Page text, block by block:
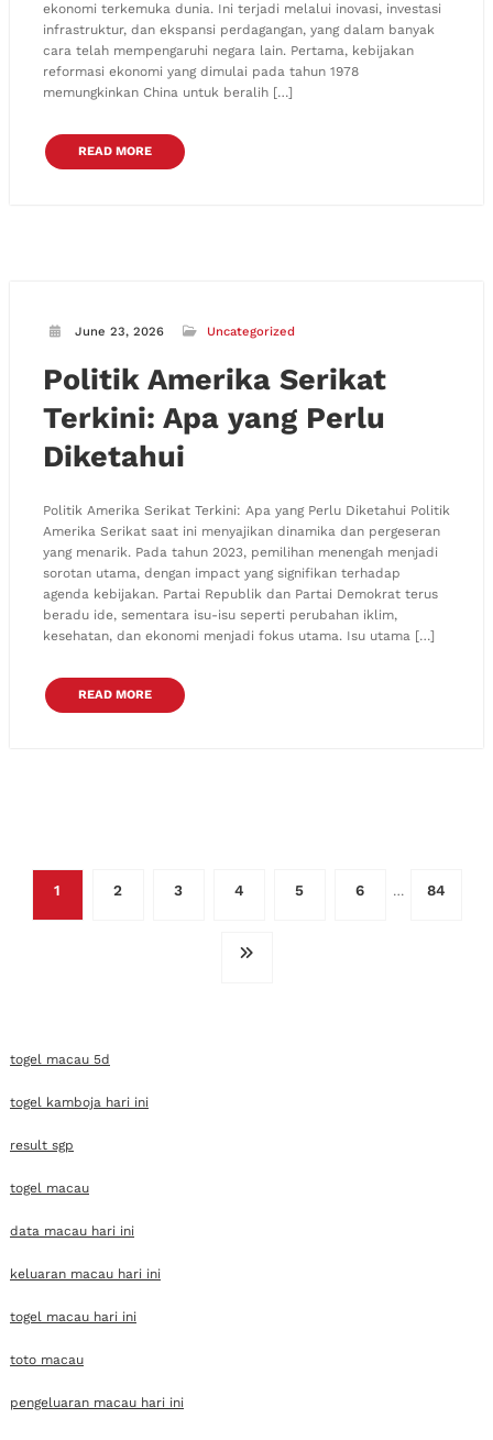
ekonomi terkemuka dunia. Ini terjadi melalui inovasi, investasi
infrastruktur, dan ekspansi perdagangan, yang dalam banyak
cara telah mempengaruhi negara lain. Pertama, kebijakan
reformasi ekonomi yang dimulai pada tahun 1978
memungkinkan China untuk beralih […]
READ MORE
June 23, 2026 Uncategorized
Politik Amerika Serikat
Terkini: Apa yang Perlu
Diketahui
Politik Amerika Serikat Terkini: Apa yang Perlu Diketahui Politik
Amerika Serikat saat ini menyajikan dinamika dan pergeseran
yang menarik. Pada tahun 2023, pemilihan menengah menjadi
sorotan utama, dengan impact yang signifikan terhadap
agenda kebijakan. Partai Republik dan Partai Demokrat terus
beradu ide, sementara isu-isu seperti perubahan iklim,
kesehatan, dan ekonomi menjadi fokus utama. Isu utama […]
READ MORE
Posts
pagination
1 2 3 4 5 6 … 84
togel macau 5d
togel kamboja hari ini
result sgp
togel macau
data macau hari ini
keluaran macau hari ini
togel macau hari ini
toto macau
pengeluaran macau hari ini